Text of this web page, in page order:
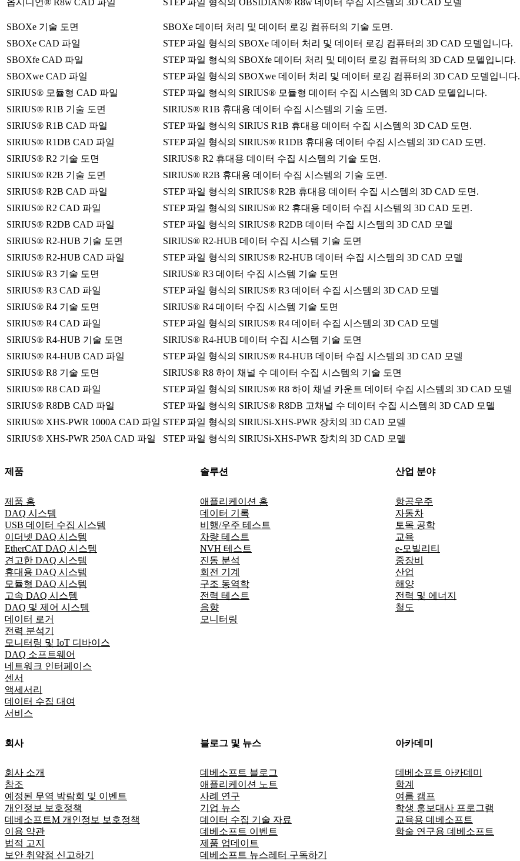
SBOXe 기술 도면 SBOXe 데이터 처리 및 데이터 로깅 컴퓨터의 기술 도면.
SBOXe CAD 파일 STEP 파일 형식의 SBOXe 데이터 처리 및 데이터 로깅 컴퓨터의 3D CAD 모델입니다.
SBOXfe CAD 파일 STEP 파일 형식의 SBOXfe 데이터 처리 및 데이터 로깅 컴퓨터의 3D CAD 모델입니다.
SBOXwe CAD 파일 STEP 파일 형식의 SBOXwe 데이터 처리 및 데이터 로깅 컴퓨터의 3D CAD 모델입니다.
SIRIUS® 모듈형 CAD 파일 STEP 파일 형식의 SIRIUS® 모듈형 데이터 수집 시스템의 3D CAD 모델입니다.
SIRIUS® R1B 기술 도면 SIRIUS® R1B 휴대용 데이터 수집 시스템의 기술 도면.
SIRIUS® R1B CAD 파일 STEP 파일 형식의 SIRIUS R1B 휴대용 데이터 수집 시스템의 3D CAD 도면.
SIRIUS® R1DB CAD 파일 STEP 파일 형식의 SIRIUS® R1DB 휴대용 데이터 수집 시스템의 3D CAD 도면.
SIRIUS® R2 기술 도면 SIRIUS® R2 휴대용 데이터 수집 시스템의 기술 도면.
SIRIUS® R2B 기술 도면 SIRIUS® R2B 휴대용 데이터 수집 시스템의 기술 도면.
SIRIUS® R2B CAD 파일 STEP 파일 형식의 SIRIUS® R2B 휴대용 데이터 수집 시스템의 3D CAD 도면.
SIRIUS® R2 CAD 파일 STEP 파일 형식의 SIRIUS® R2 휴대용 데이터 수집 시스템의 3D CAD 도면.
SIRIUS® R2DB CAD 파일 STEP 파일 형식의 SIRIUS® R2DB 데이터 수집 시스템의 3D CAD 모델
SIRIUS® R2-HUB 기술 도면 SIRIUS® R2-HUB 데이터 수집 시스템 기술 도면
SIRIUS® R2-HUB CAD 파일 STEP 파일 형식의 SIRIUS® R2-HUB 데이터 수집 시스템의 3D CAD 모델
SIRIUS® R3 기술 도면 SIRIUS® R3 데이터 수집 시스템 기술 도면
SIRIUS® R3 CAD 파일 STEP 파일 형식의 SIRIUS® R3 데이터 수집 시스템의 3D CAD 모델
SIRIUS® R4 기술 도면 SIRIUS® R4 데이터 수집 시스템 기술 도면
SIRIUS® R4 CAD 파일 STEP 파일 형식의 SIRIUS® R4 데이터 수집 시스템의 3D CAD 모델
SIRIUS® R4-HUB 기술 도면 SIRIUS® R4-HUB 데이터 수집 시스템 기술 도면
SIRIUS® R4-HUB CAD 파일 STEP 파일 형식의 SIRIUS® R4-HUB 데이터 수집 시스템의 3D CAD 모델
SIRIUS® R8 기술 도면 SIRIUS® R8 하이 채널 수 데이터 수집 시스템의 기술 도면
SIRIUS® R8 CAD 파일 STEP 파일 형식의 SIRIUS® R8 하이 채널 카운트 데이터 수집 시스템의 3D CAD 모델
SIRIUS® R8DB CAD 파일 STEP 파일 형식의 SIRIUS® R8DB 고채널 수 데이터 수집 시스템의 3D CAD 모델
SIRIUS® XHS-PWR 1000A CAD 파일 STEP 파일 형식의 SIRIUSi-XHS-PWR 장치의 3D CAD 모델
SIRIUS® XHS-PWR 250A CAD 파일 STEP 파일 형식의 SIRIUSi-XHS-PWR 장치의 3D CAD 모델
제품
제품 홈
DAQ 시스템
USB 데이터 수집 시스템
이더넷 DAQ 시스템
EtherCAT DAQ 시스템
견고한 DAQ 시스템
휴대용 DAQ 시스템
모듈형 DAQ 시스템
고속 DAQ 시스템
DAQ 및 제어 시스템
데이터 로거
전력 분석기
모니터링 및 IoT 디바이스
DAQ 소프트웨어
네트워크 인터페이스
센서
액세서리
데이터 수집 대여
서비스
솔루션
애플리케이션 홈
데이터 기록
비행/우주 테스트
차량 테스트
NVH 테스트
진동 분석
회전 기계
구조 동역학
전력 테스트
음향
모니터링
산업 분야
항공우주
자동차
토목 공학
교육
e-모빌리티
중장비
산업
해양
전력 및 에너지
철도
회사
회사 소개
참조
예정된 무역 박람회 및 이벤트
개인정보 보호정책
데베소프트M 개인정보 보호정책
이용 약관
법적 고지
보안 취약점 신고하기
블로그 및 뉴스
데베소프트 블로그
애플리케이션 노트
사례 연구
기업 뉴스
데이터 수집 기술 자료
데베소프트 이벤트
제품 업데이트
데베소프트 뉴스레터 구독하기
아카데미
데베소프트 아카데미
학계
여름 캠프
학생 홍보대사 프로그램
교육용 데베소프트
학술 연구용 데베소프트